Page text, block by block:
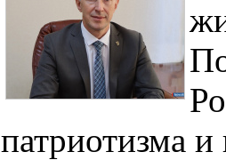
патриотизма и